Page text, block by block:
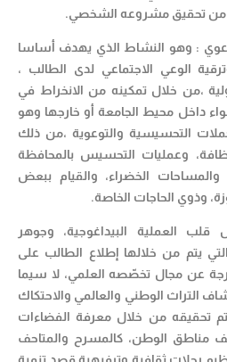
من تحقيق مشروعه الشخصي.
: وهو النشاط الذي يهدف أساسا
الوعي الاجتماعي لدى الطالب ،
،من خلال تمكينه من الانخراط في
داخل محيط الجامعة أو خارجها وهو
التحسيسية والتوعوية ،من ذلك
وعمليات التحسيس بالمحافظة
والمساحات الخضراء، والقيام ببعض
وذوي الحاجات الخاصة.
قلب العملية البيداغوجية، وجوهر
يتم من خلالها إطلاع الطالب على
عن مجال تخصّصه العلمي، لا سيما
التراث الوطني والعالمي والاحتكاك
تحقيقه من خلال معرفة الفضاءات
مناطق الوطن، كالمسرح والمتاحف